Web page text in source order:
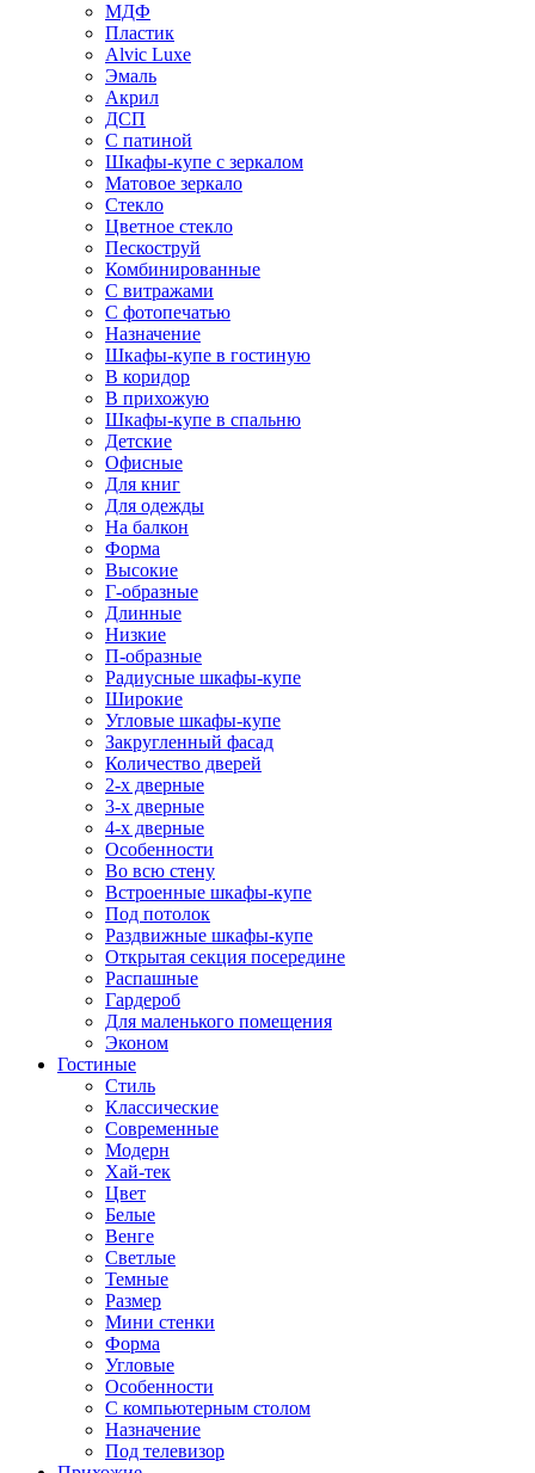
МДФ
Пластик
Alvic Luxe
Эмаль
Акрил
ДСП
С патиной
Шкафы-купе с зеркалом
Матовое зеркало
Стекло
Цветное стекло
Пескоструй
Комбинированные
С витражами
С фотопечатью
Назначение
Шкафы-купе в гостиную
В коридор
В прихожую
Шкафы-купе в спальню
Детские
Офисные
Для книг
Для одежды
На балкон
Форма
Высокие
Г-образные
Длинные
Низкие
П-образные
Радиусные шкафы-купе
Широкие
Угловые шкафы-купе
Закругленный фасад
Количество дверей
2-х дверные
3-х дверные
4-х дверные
Особенности
Во всю стену
Встроенные шкафы-купе
Под потолок
Раздвижные шкафы-купе
Открытая секция посередине
Распашные
Гардероб
Для маленького помещения
Эконом
Гостиные
Стиль
Классические
Современные
Модерн
Хай-тек
Цвет
Белые
Венге
Светлые
Темные
Размер
Мини стенки
Форма
Угловые
Особенности
С компьютерным столом
Назначение
Под телевизор